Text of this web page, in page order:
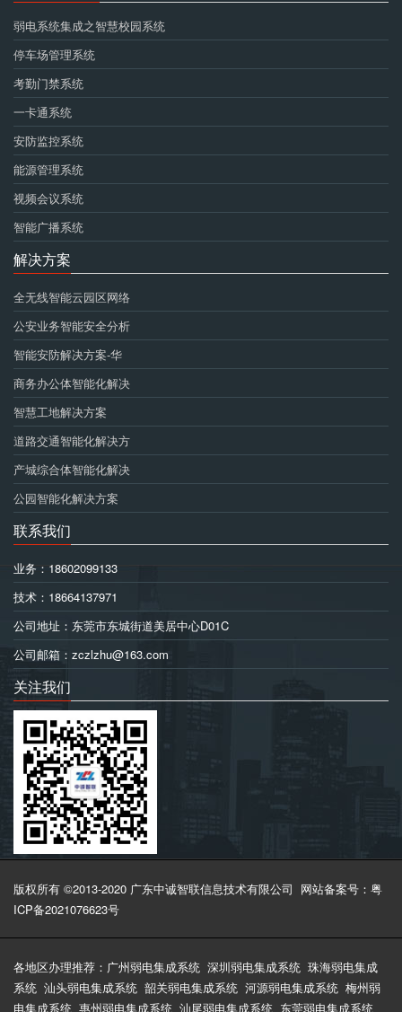
弱电系统集成之智慧校园系统
停车场管理系统
考勤门禁系统
一卡通系统
安防监控系统
能源管理系统
视频会议系统
智能广播系统
解决方案
全无线智能云园区网络
公安业务智能安全分析
智能安防解决方案-华
商务办公体智能化解决
智慧工地解决方案
道路交通智能化解决方
产城综合体智能化解决
公园智能化解决方案
联系我们
业务：18602099133
技术：18664137971
公司地址：东莞市东城街道美居中心D01C
公司邮箱：zczlzhu@163.com
关注我们
版权所有 ©2013-2020 广东中诚智联信息技术有限公司 网站备案号：粤
ICP备2021076623号
各地区办理推荐： 广州弱电集成系统 深圳弱电集成系统 珠海弱电集成
系统 汕头弱电集成系统 韶关弱电集成系统 河源弱电集成系统 梅州弱
电集成系统 惠州弱电集成系统 汕尾弱电集成系统 东莞弱电集成系统